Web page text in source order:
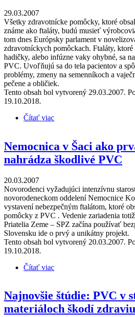
29.03.2007
Všetky zdravotnícke pomôcky, ktoré
známe ako ftaláty, budú musieť
tom dnes Európsky parlament v
zdravotníckych pomôckach. Ftaláty,
hadičky, alebo infúzne vaky ohybné, sa
PVC. Uvoľňujú sa do tela pacientov a
problémy, zmeny na semenníkoch a
pečene a obličiek.
Tento obsah bol vytvorený 29.03.2007.
19.10.2018.
Čítať viac
Nemocnica v Šaci ako
nahrádza škodlivé PVC
20.03.2007
Novorodenci vyžadujúci intenzívnu
novorodeneckom oddelení Nemocnice
vystavení nebezpečným ftalátom, ktoré
pomôcky z PVC . Vedenie zariadenia
Priatelia Zeme – SPZ začína používať
Slovensku ide o prvý a unikátny projekt.
Tento obsah bol vytvorený 20.03.2007.
19.10.2018.
Čítať viac
Najnovšie štúdie: PVC v
materiáloch škodí zdraviu